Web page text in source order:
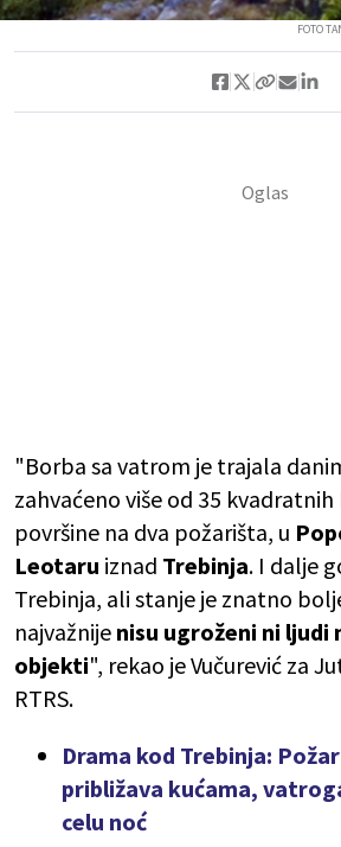
FOTO
"Borba sa vatrom je trajala
zahvaćeno više od 35
površine na dva požarišta, u
Leotaru iznad Trebinja. I dalje
Trebinja, ali stanje je znatno
najvažnije nisu ugroženi ni ljudi
objekti", rekao je Vučurević za
RTRS.
Drama kod Trebinja:
približava kućama,
celu noć